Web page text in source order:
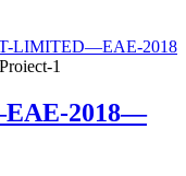
LIMITED—EAE-2018
1
2018—